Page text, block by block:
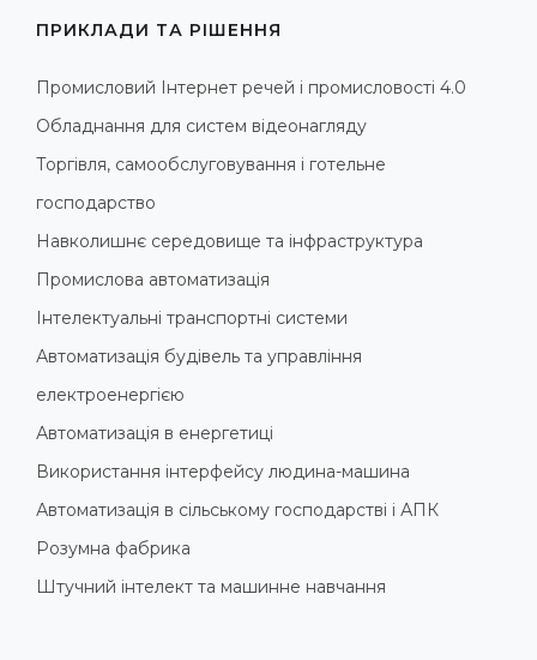
ПРИКЛАДИ ТА РІШЕННЯ
Промисловий Інтернет речей і промисловості 4.0
Обладнання для систем відеонагляду
Торгівля, самообслуговування і готельне
господарство
Навколишнє середовище та інфраструктура
Промислова автоматизація
Інтелектуальні транспортні системи
Автоматизація будівель та управління
електроенергією
Автоматизація в енергетиці
Використання інтерфейсу людина-машина
Автоматизація в сільському господарстві і АПК
Розумна фабрика
Штучний інтелект та машинне навчання